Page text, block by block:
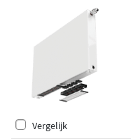
Vergelijk